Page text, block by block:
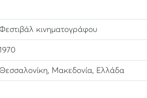
Φεστιβάλ κινηματογράφου
Θεσσαλονίκη, Μακεδονία, Ελλάδα